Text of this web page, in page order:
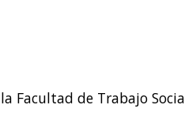
Facultad de Trabajo